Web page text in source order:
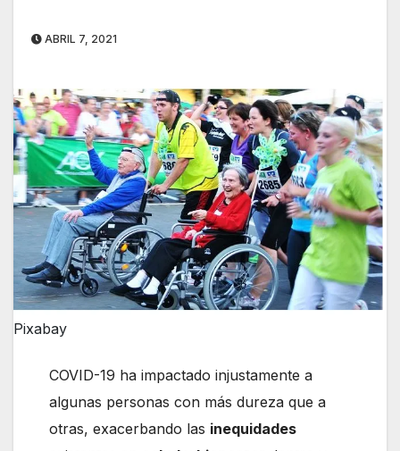
ABRIL 7, 2021
Pixabay
COVID-19 ha impactado injustamente a
algunas personas con más dureza que a
otras, exacerbando las inequidades